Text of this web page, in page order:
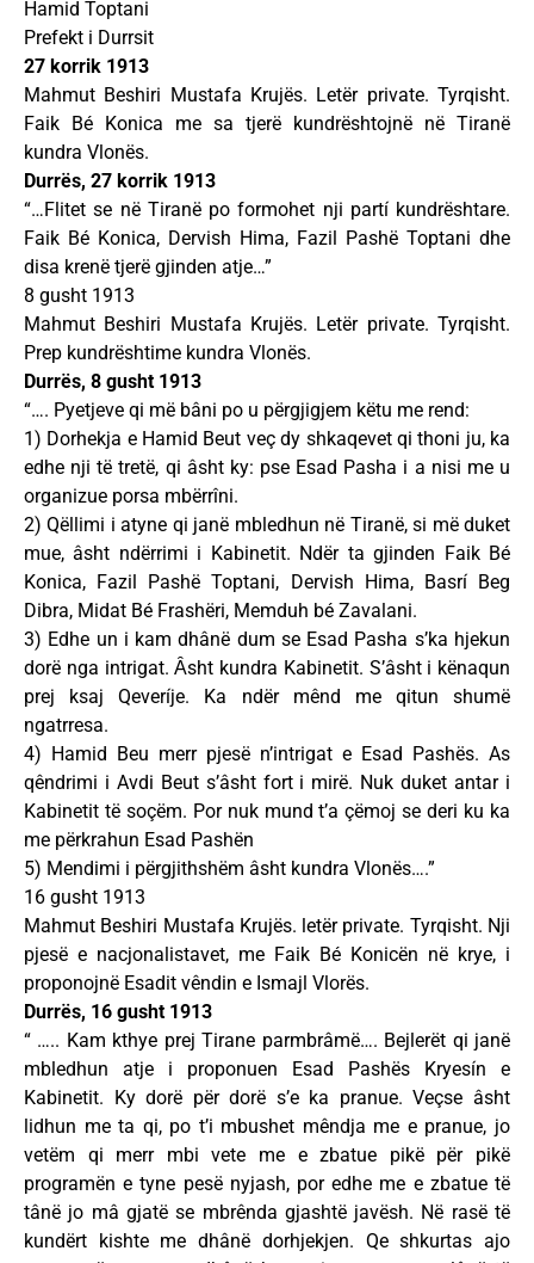
Hamid Toptani
Prefekt i Durrsit
27 korrik 1913
Mahmut Beshiri Mustafa Krujës. Letër private. Tyrqisht.
Faik Bé Konica me sa tjerë kundrështojnë në Tiranë
kundra Vlonës.
Durrës, 27 korrik 1913
“…Flitet se në Tiranë po formohet nji partí kundrështare.
Faik Bé Konica, Dervish Hima, Fazil Pashë Toptani dhe
disa krenë tjerë gjinden atje…”
8 gusht 1913
Mahmut Beshiri Mustafa Krujës. Letër private. Tyrqisht.
Prep kundrështime kundra Vlonës.
Durrës, 8 gusht 1913
“…. Pyetjeve qi më bâni po u përgjigjem këtu me rend:
1) Dorhekja e Hamid Beut veç dy shkaqevet qi thoni ju, ka
edhe nji të tretë, qi âsht ky: pse Esad Pasha i a nisi me u
organizue porsa mbërrîni.
2) Qëllimi i atyne qi janë mbledhun në Tiranë, si më duket
mue, âsht ndërrimi i Kabinetit. Ndër ta gjinden Faik Bé
Konica, Fazil Pashë Toptani, Dervish Hima, Basrí Beg
Dibra, Midat Bé Frashëri, Memduh bé Zavalani.
3) Edhe un i kam dhânë dum se Esad Pasha s’ka hjekun
dorë nga intrigat. Ȃsht kundra Kabinetit. S’âsht i kënaqun
prej ksaj Qeveríje. Ka ndër mênd me qitun shumë
ngatrresa.
4) Hamid Beu merr pjesë n’intrigat e Esad Pashës. As
qêndrimi i Avdi Beut s’âsht fort i mirë. Nuk duket antar i
Kabinetit të soçëm. Por nuk mund t’a çëmoj se deri ku ka
me përkrahun Esad Pashën
5) Mendimi i përgjithshëm âsht kundra Vlonës….”
16 gusht 1913
Mahmut Beshiri Mustafa Krujës. letër private. Tyrqisht. Nji
pjesë e nacjonalistavet, me Faik Bé Konicën në krye, i
proponojnë Esadit vêndin e Ismajl Vlorës.
Durrës, 16 gusht 1913
“ ….. Kam kthye prej Tirane parmbrâmë…. Bejlerët qi janë
mbledhun atje i proponuen Esad Pashës Kryesín e
Kabinetit. Ky dorë për dorë s’e ka pranue. Veçse âsht
lidhun me ta qi, po t’i mbushet mêndja me e pranue, jo
vetëm qi merr mbi vete me e zbatue pikë për pikë
programën e tyne pesë nyjash, por edhe me e zbatue të
tânë jo mâ gjatë se mbrênda gjashtë javësh. Në rasë të
kundërt kishte me dhânë dorhjekjen. Qe shkurtas ajo